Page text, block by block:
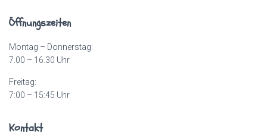
Öffnungszeiten
Montag – Donnerstag:
7.00 – 16.30 Uhr
Freitag:
7:00 – 15:45 Uhr
Kontakt